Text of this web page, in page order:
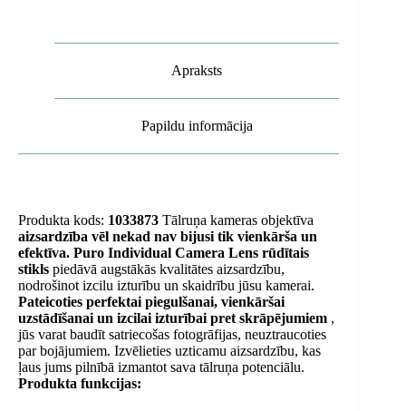
Apraksts
Papildu informācija
Produkta kods: 1033873 Tālruņa kameras objektīva
aizsardzība vēl nekad nav bijusi tik vienkārša un
efektīva. Puro Individual Camera Lens rūdītais
stikls piedāvā augstākās kvalitātes aizsardzību,
nodrošinot izcilu izturību un skaidrību jūsu kamerai.
Pateicoties perfektai piegulšanai, vienkāršai
uzstādīšanai un izcilai izturībai pret skrāpējumiem ,
jūs varat baudīt satriecošas fotogrāfijas, neuztraucoties
par bojājumiem. Izvēlieties uzticamu aizsardzību, kas
ļaus jums pilnībā izmantot sava tālruņa potenciālu.
Produkta funkcijas: